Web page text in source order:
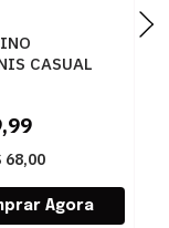
CASUAL
68,00